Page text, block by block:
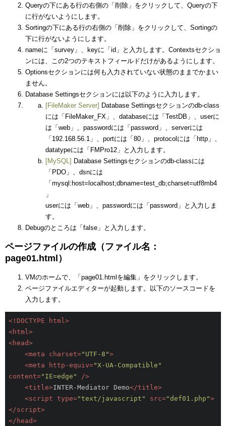
Queryの下にある行の右側の「削除」をクリックして、Queryの下
に行がないようにします。
Sortingの下にある行の右側の「削除」をクリックして、Sortingの
下に行がないようにします。
nameに「survey」、keyに「id」と入力します。Contextsセクショ
ンには、この2つのテキストフィールドだけがあるようにします。
Optionsセクションには何も入力されていない状態のままでかまい
ません。
Database Settingsセクションには以下のように入力します。
[FileMaker Server] Database Settingsセクションのdb-class
には「FileMaker_FX」、databaseには「TestDB」、userに
は「web」、passwordには「password」、serverには
「192.168.56.1」、portには「80」、protocolには「http」、
datatypeには「FMPro12」と入力します。
[MySQL] Database Settingsセクションのdb-classには
「PDO」、dsnには
「mysql:host=localhost;dbname=test_db;charset=utf8mb4
」
userには「web」、passwordには「password」と入力しま
す。
Debugのところは「false」と入力します。
ページファイルの作成（ファイル名：
page01.html）
VMのホームで、「page01.htmlを編集」をクリックします。
ページファイルエディターが起動します。以下のソースコードを
入力します。
<!DOCTYPE html>
<html >
<head>
<meta charset="UTF-8">
<meta http-equiv="X-UA-Compatible"
content="IE=edge" />
<title>INTER-Mediator Demo</title>
<script type="text/javascript" src="def01.php">
</script>
</ head>